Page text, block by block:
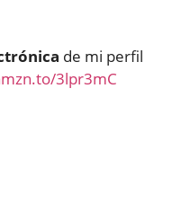
de mi perfil
3lpr3mC